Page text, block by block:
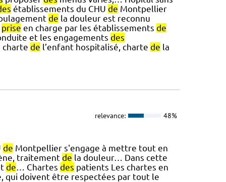
établissements du CHU de Montpellier
de la douleur est reconnu
prise en charge par les établissements de
et les engagements des
charte de l’enfant hospitalisé, charte de la
relevance: 48%
de Montpellier s'engage à mettre tout en
traitement de la douleur… Dans cette
de… Chartes des patients Les chartes en
qui doivent être respectées par tout le